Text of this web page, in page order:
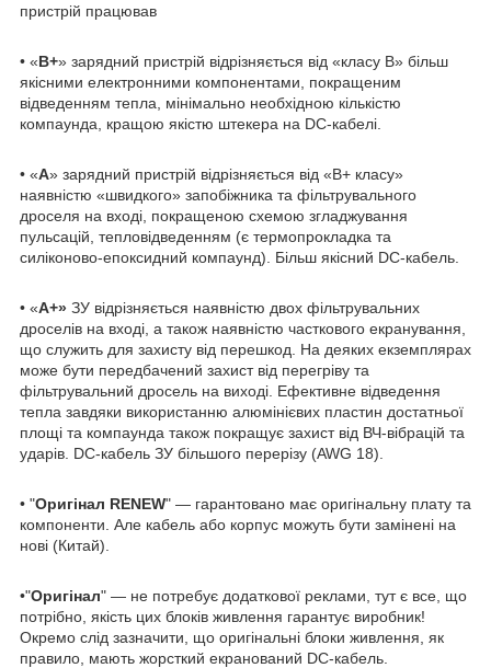
пристрій працював
• «B+» зарядний пристрій відрізняється від «класу B» більш
якісними електронними компонентами, покращеним
відведенням тепла, мінімально необхідною кількістю
компаунда, кращою якістю штекера на DC-кабелі.
• «А» зарядний пристрій відрізняється від «В+ класу»
наявністю «швидкого» запобіжника та фільтрувального
дроселя на вході, покращеною схемою згладжування
пульсацій, тепловідведенням (є термопрокладка та
силіконово-епоксидний компаунд). Більш якісний DC-кабель.
• «А+» ЗУ відрізняється наявністю двох фільтрувальних
дроселів на вході, а також наявністю часткового екранування,
що служить для захисту від перешкод. На деяких екземплярах
може бути передбачений захист від перегріву та
фільтрувальний дросель на виході. Ефективне відведення
тепла завдяки використанню алюмінієвих пластин достатньої
площі та компаунда також покращує захист від ВЧ-вібрацій та
ударів. DC-кабель ЗУ більшого перерізу (AWG 18).
• "Оригінал RENEW" — гарантовано має оригінальну плату та
компоненти. Але кабель або корпус можуть бути замінені на
нові (Китай).
•"Оригінал" — не потребує додаткової реклами, тут є все, що
потрібно, якість цих блоків живлення гарантує виробник!
Окремо слід зазначити, що оригінальні блоки живлення, як
правило, мають жорсткий екранований DC-кабель.